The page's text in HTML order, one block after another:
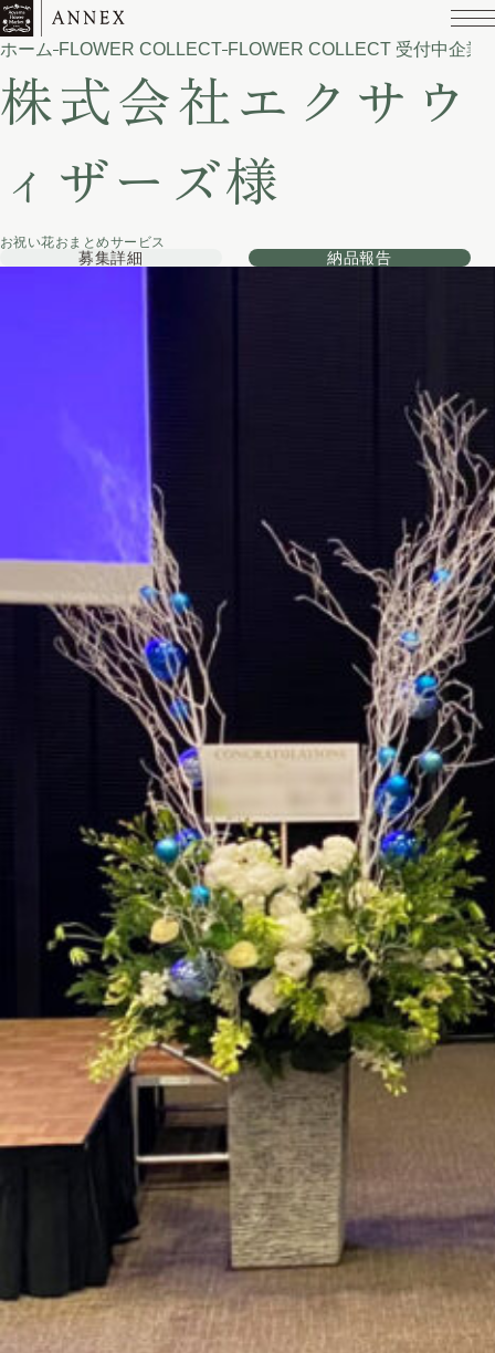
ホーム FLOWER COLLECT FLOWER COLLECT 受付中企業
株式会社エクサウ
ィザーズ様
お祝い花おまとめサービス
募集詳細 納品報告